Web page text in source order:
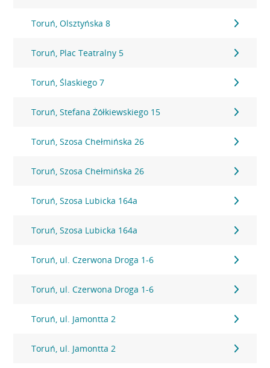
Toruń, Olsztyńska 8
Toruń, Plac Teatralny 5
Toruń, Ślaskiego 7
Toruń, Stefana Żółkiewskiego 15
Toruń, Szosa Chełmińska 26
Toruń, Szosa Chełmińska 26
Toruń, Szosa Lubicka 164a
Toruń, Szosa Lubicka 164a
Toruń, ul. Czerwona Droga 1-6
Toruń, ul. Czerwona Droga 1-6
Toruń, ul. Jamontta 2
Toruń, ul. Jamontta 2